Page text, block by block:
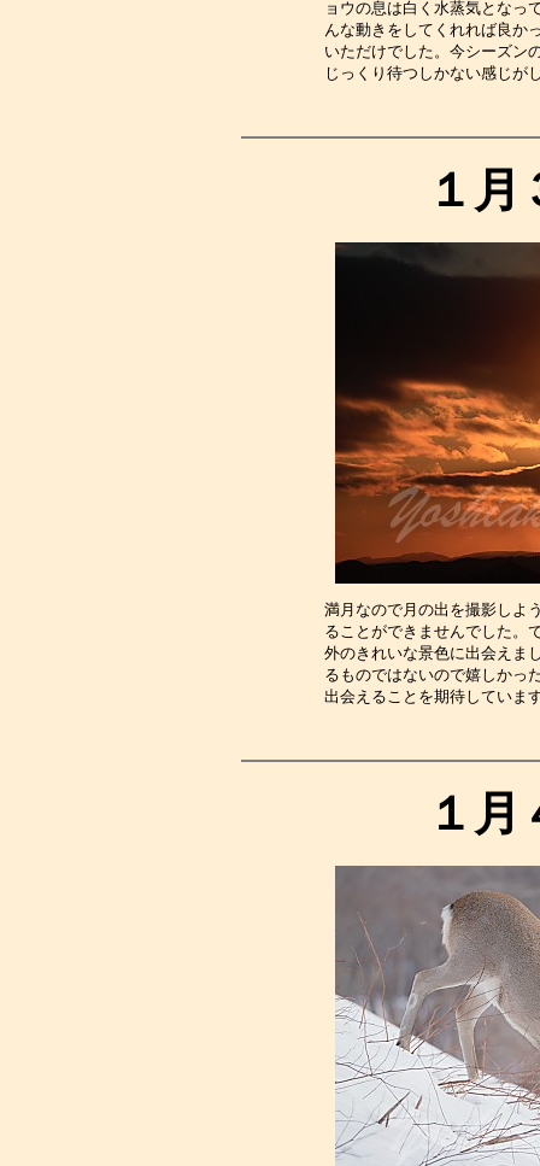
ョウの息は白く水蒸気となっ
んな動きをしてくれれば良か
いただけでした。今シーズン
じっくり待つ
１
満月なので月の出を撮影しよ
ることができませんでした。
外のきれいな景色に出会えま
るものではないので嬉しかっ
出会えるこ
１